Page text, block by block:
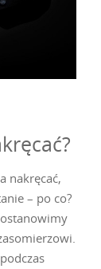
nakręcać,
– po co?